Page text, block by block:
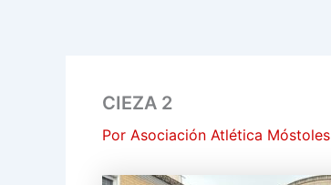
CIEZA 2
Por Asociación Atlética Móstoles